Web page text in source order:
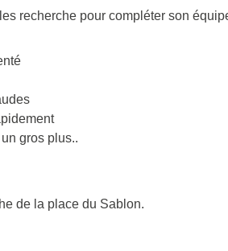
recherche pour compléter son
gros plus..
de la place du Sablon.